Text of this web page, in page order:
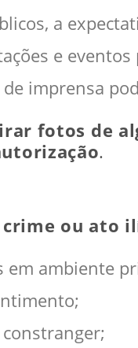
a
e
imprensa
fotos de
.
ou ato
em ambiente